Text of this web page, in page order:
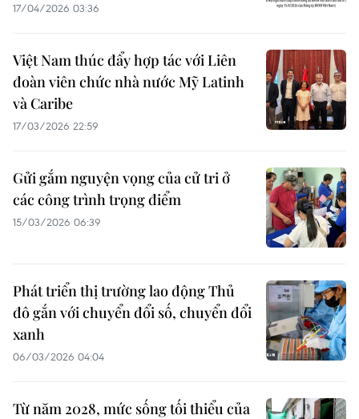
17/04/2026 03:36
Việt Nam thúc đẩy hợp tác với Liên
đoàn viên chức nhà nước Mỹ Latinh
và Caribe
17/03/2026 22:59
Gửi gắm nguyện vọng của cử tri ở
các công trình trọng điểm
15/03/2026 06:39
Phát triển thị trường lao động Thủ
đô gắn với chuyển đổi số, chuyển đổi
xanh
06/03/2026 04:04
Từ năm 2028, mức sống tối thiểu của